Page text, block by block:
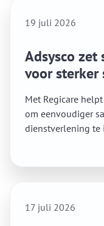
19 juli 2026
Adsysco
voor sterker
Met Regicare
om eenvoudiger
dienstverlening te
17 juli 2026